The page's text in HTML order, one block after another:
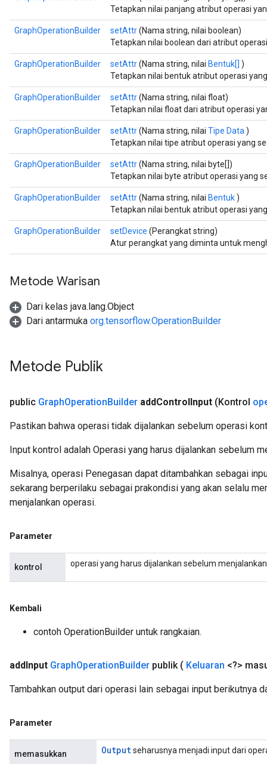
Tetapkan nilai panjang atribut operasi
GraphOperationBuilder setAttr(Nama string, nilai boolean)
Tetapkan nilai boolean dari atribut
GraphOperationBuilder setAttr(Nama string, nilai Bentuk[] )
Tetapkan nilai bentuk atribut operasi
GraphOperationBuilder setAttr(Nama string, nilai float)
Tetapkan nilai float dari atribut operasi
GraphOperationBuilder setAttr(Nama string, nilai Tipe Data )
Tetapkan nilai tipe atribut operasi yang
GraphOperationBuilder setAttr(Nama string, nilai byte[])
Tetapkan nilai byte atribut operasi yang
GraphOperationBuilder setAttr(Nama string, nilai Bentuk)
Tetapkan nilai bentuk atribut operasi
GraphOperationBuilder setDevice (Perangkat string)
Atur perangkat yang diminta untuk
Metode Warisan
Dari kelas java.lang.Object
Dari antarmuka org.tensorflow.OperationBuilder
Metode Publik
public GraphOperationBuilder addControlInput (Kontrol
Pastikan bahwa operasi tidak dijalankan sebelum operasi
Input kontrol adalah Operasi yang harus dijalankan sebelum
Misalnya, operasi Penegasan dapat ditambahkan sebagai
sekarang berperilaku sebagai prakondisi yang akan selalu
menjalankan operasi.
Parameter
kontrol operasi yang harus dijalankan sebelum
Kembali
contoh OperationBuilder untuk rangkaian.
addInput GraphOperationBuilder publik ( Keluaran <?>
Tambahkan output dari operasi lain sebagai input berikutnya
Parameter
memasukkan Outputseharusnya menjadi input dari